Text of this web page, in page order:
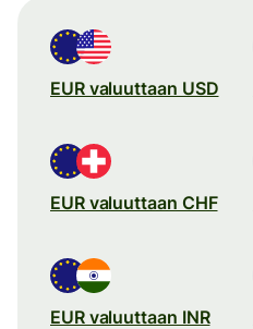
EUR valuuttaan USD
EUR valuuttaan CHF
EUR valuuttaan INR